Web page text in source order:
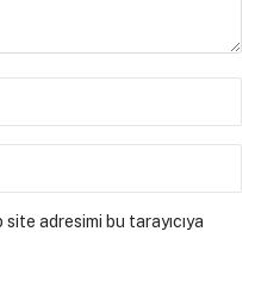
adresimi bu tarayıcıya